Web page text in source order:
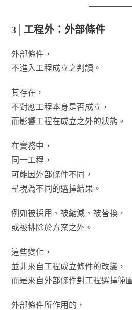
3│工程外：外部條件
外部條件，
不進入工程成立之判讀。
其存在，
不對應工程本身是否成立，
而影響工程在成立之外的狀態。
在實務中，
同一工程，
可能因外部條件不同，
呈現為不同的選擇結果。
例如被採用、被縮減、被替換，
或被排除於方案之外。
這些變化，
並非來自工程成立條件的改變，
而是來自外部條件對工程選擇範
外部條件所作用的，